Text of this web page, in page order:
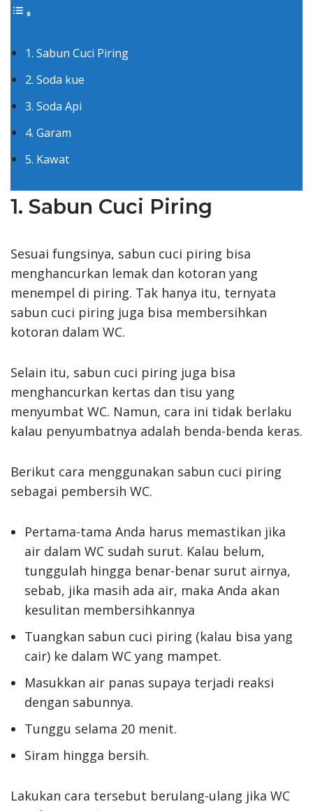
1. Sabun Cuci Piring
2. Soda kue
3. Soda Api
4. Garam
5. Kawat
1. Sabun Cuci Piring
Sesuai fungsinya, sabun cuci piring bisa
menghancurkan lemak dan kotoran yang
menempel di piring. Tak hanya itu, ternyata
sabun cuci piring juga bisa membersihkan
kotoran dalam WC.
Selain itu, sabun cuci piring juga bisa
menghancurkan kertas dan tisu yang
menyumbat WC. Namun, cara ini tidak berlaku
kalau penyumbatnya adalah benda-benda keras.
Berikut cara menggunakan sabun cuci piring
sebagai pembersih WC.
Pertama-tama Anda harus memastikan jika
air dalam WC sudah surut. Kalau belum,
tunggulah hingga benar-benar surut airnya,
sebab, jika masih ada air, maka Anda akan
kesulitan membersihkannya
Tuangkan sabun cuci piring (kalau bisa yang
cair) ke dalam WC yang mampet.
Masukkan air panas supaya terjadi reaksi
dengan sabunnya.
Tunggu selama 20 menit.
Siram hingga bersih.
Lakukan cara tersebut berulang-ulang jika WC